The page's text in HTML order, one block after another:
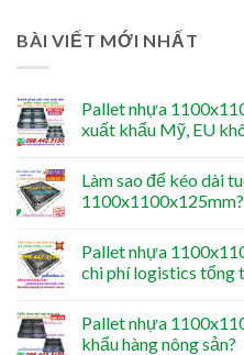
BÀI VIẾT MỚI NHẤT
Pallet nhựa
xuất khẩu Mỹ, EU
Làm sao để kéo dài
1100x1100x125mm?
Pallet nhựa
chi phí logistics tổng
Pallet nhựa
khẩu hàng nông sản?